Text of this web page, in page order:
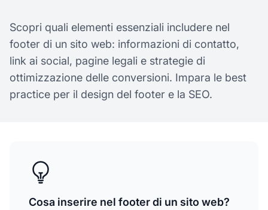
Scopri quali elementi essenziali includere nel
footer di un sito web: informazioni di contatto,
link ai social, pagine legali e strategie di
ottimizzazione delle conversioni. Impara le best
practice per il design del footer e la SEO.
Cosa inserire nel footer di un sito web?